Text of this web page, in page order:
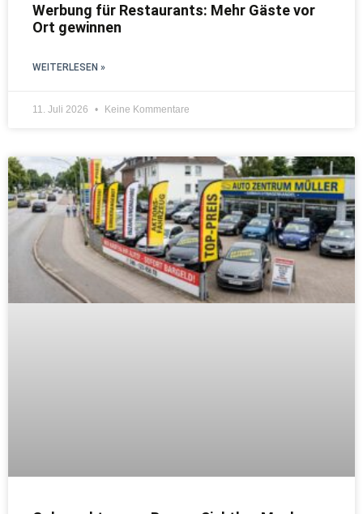
Werbung für Restaurants: Mehr Gäste vor
Ort gewinnen
WEITERLESEN »
11. Juli 2026 Keine Kommentare